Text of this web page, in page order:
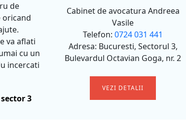
de
oricand
va aflati
cu un
incercati
3
Cabinet de avocatura Andreea
Vasile
Telefon: 0724 031 441
Adresa: Bucuresti, Sectorul 3,
Bulevardul Octavian Goga, nr. 2
VEZI DETALII